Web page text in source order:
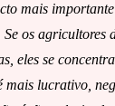
mais
os agricultores
eles se
mais lucrativo,